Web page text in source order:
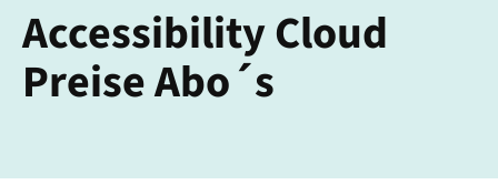
Accessibility Cloud
Preise Abo´s